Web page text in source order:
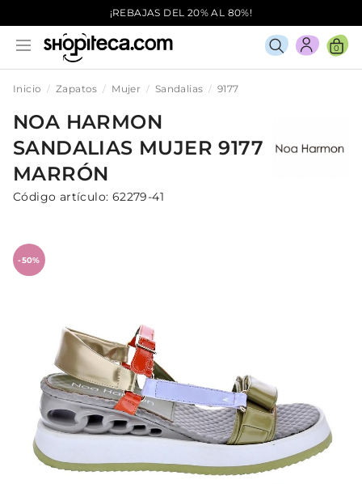
¡REBAJAS DEL 20% AL 80%!
0
Inicio Zapatos Mujer Sandalias 9177
NOA HARMON
SANDALIAS MUJER9177
MARRÓN
Código artículo: 62279-41
-50%